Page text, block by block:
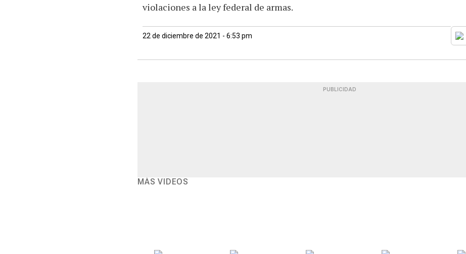
violaciones a la ley federal de armas.
22 de diciembre de 2021 - 6:53 pm
PUBLICIDAD
MÁS VIDEOS